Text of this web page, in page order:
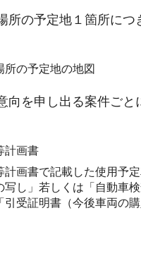
所の予定地１箇所につ
所の予定地の地図
向を申し出る案件ごと
計画書
計画書で記載した使用予
写し」若しくは「自動車
引受証明書（今後車両の